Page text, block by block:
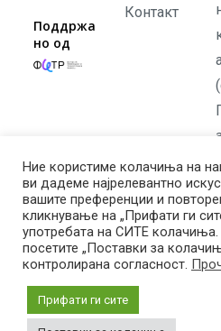
Поддржа
но од
Контакт
Ние користиме колачиња на
ви дадеме најрелевантно
вашите преференции и
кликнување на „Прифати ги
употребата на СИТЕ
посетите „Поставки за
контролирана согласност.
Прифати ги сите